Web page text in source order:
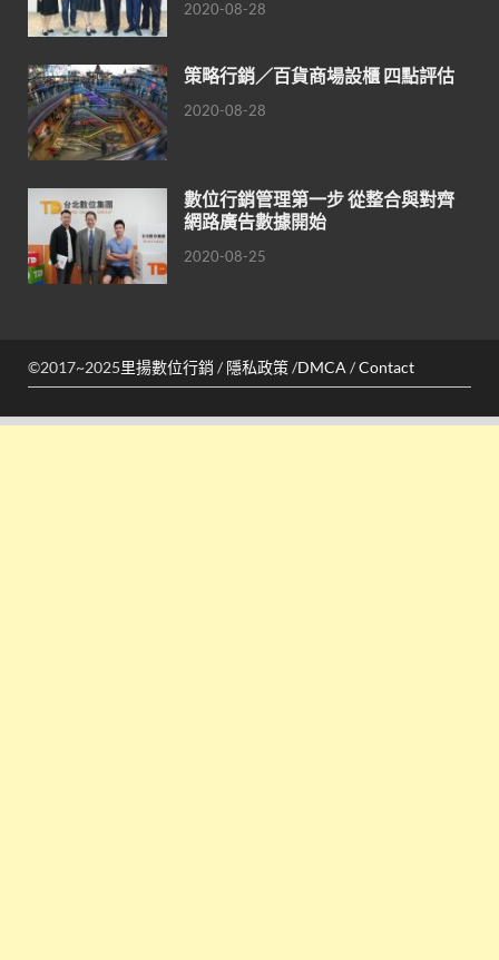
2020-08-28
策略行銷／百貨商場設櫃 四點評估
2020-08-28
數位行銷管理第一步 從整合與對齊
網路廣告數據開始
2020-08-25
©2017~2025里揚數位行銷 / 隱私政策/DMCA /Contact